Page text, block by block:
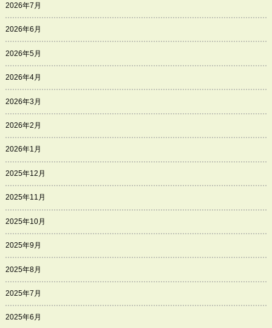
2026年7月
2026年6月
2026年5月
2026年4月
2026年3月
2026年2月
2026年1月
2025年12月
2025年11月
2025年10月
2025年9月
2025年8月
2025年7月
2025年6月